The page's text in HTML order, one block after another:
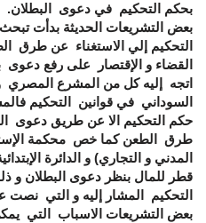
بحكم التحكيم في دعوى البطلان.
بعض التشريعات الحديثة بدأت
التحكيم إلي الاستغناء عن طرق
القضاء و الإقتصار على رفع
اتجه إليه كل من المشرع
السوداني في قوانين التحكيم
حكم التحكيم الا عن طريق دعوى
طرق الطعن كما خص محكمة
المدني و التجاري) و الدائرة
التحكيم المشار إليه و التي
بعض التشريعات الاسباب التي